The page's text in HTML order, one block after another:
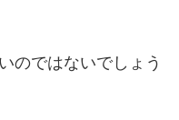
のではないでしょう